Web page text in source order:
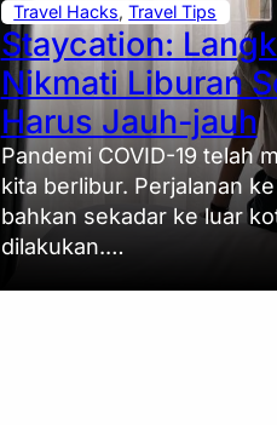
Travel Hacks, Travel Tips
Staycation:
Nikmati Liburan
Harus Jauh-jauh
Pandemi COVID-19 telah
kita berlibur. Perjalanan
bahkan sekadar ke luar
dilakukan.…